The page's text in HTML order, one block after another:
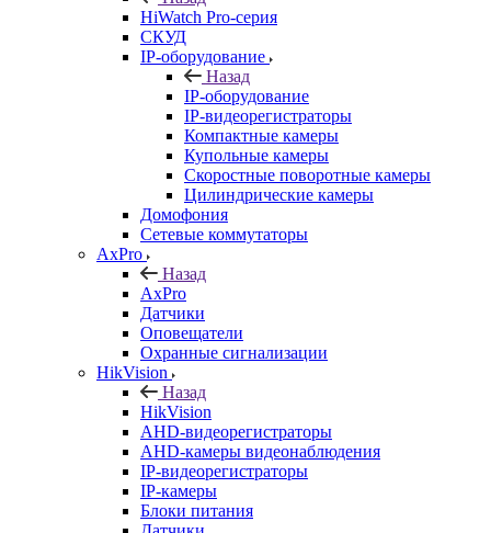
HiWatch Pro-серия
CКУД
IP-оборудование
Назад
IP-оборудование
IP-видеорегистраторы
Компактные камеры
Купольные камеры
Скоростные поворотные камеры
Цилиндрические камеры
Домофония
Сетевые коммутаторы
AxPro
Назад
AxPro
Датчики
Оповещатели
Охранные сигнализации
HikVision
Назад
HikVision
AHD-видеорегистраторы
AHD-камеры видеонаблюдения
IP-видеорегистраторы
IP-камеры
Блоки питания